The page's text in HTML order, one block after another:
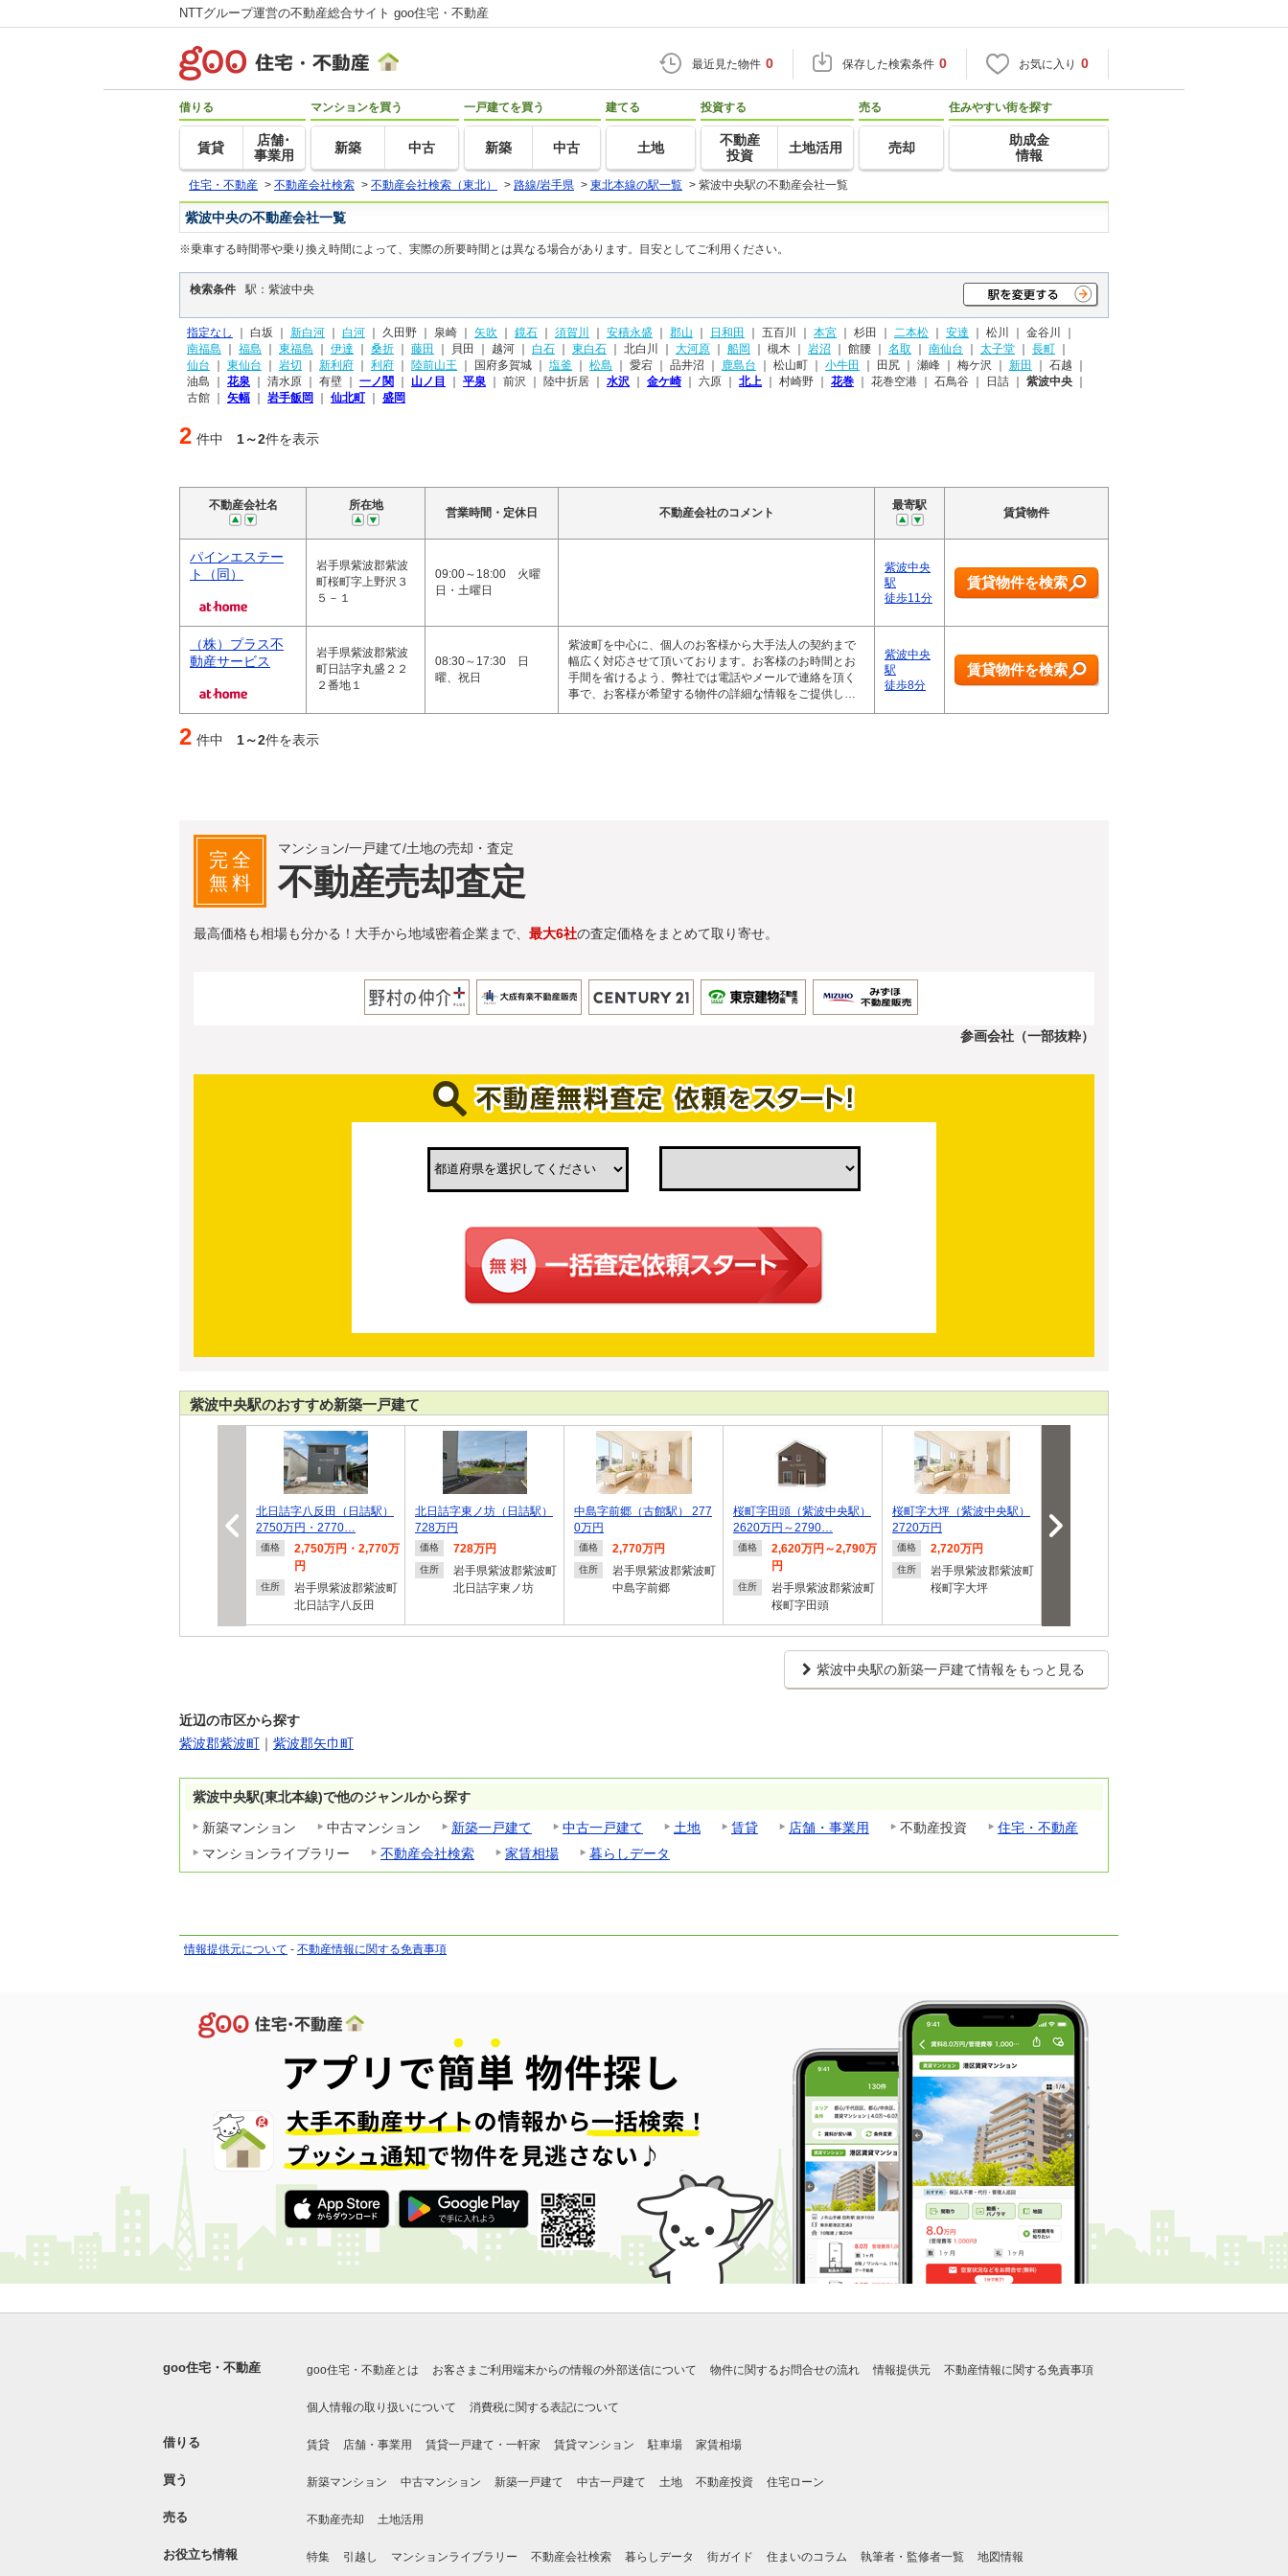
NTTグループ運営の不動産総合サイト goo住宅・不動産
最近見た物件 0 保存した検索条件 0 お気に入り 0
借りる
賃貸
店舗･
事業用
マンションを買う
新築 中古
一戸建てを買う
新築 中古
建てる
土地
投資する
不動産
投資
土地活用
売る
売却
住みやすい街を探す
助成金
情報
住宅・不動産 > 不動産会社検索 > 不動産会社検索（東北） > 路線/岩手県 > 東北本線の駅一覧 > 紫波中央駅の不動産会社一覧
紫波中央の不動産会社一覧
※乗車する時間帯や乗り換え時間によって、実際の所要時間とは異なる場合があります。目安としてご利用ください。
検索条件 駅：紫波中央
指定なし ｜ 白坂 ｜ 新白河 ｜ 白河 ｜ 久田野 ｜ 泉崎 ｜ 矢吹 ｜ 鏡石 ｜ 須賀川 ｜ 安積永盛 ｜ 郡山 ｜ 日和田 ｜ 五百川 ｜ 本宮 ｜ 杉田 ｜ 二本松 ｜ 安達 ｜ 松川 ｜ 金谷川 ｜
南福島 ｜ 福島 ｜ 東福島 ｜ 伊達 ｜ 桑折 ｜ 藤田 ｜ 貝田 ｜ 越河 ｜ 白石 ｜ 東白石 ｜ 北白川 ｜ 大河原 ｜ 船岡 ｜ 槻木 ｜ 岩沼 ｜ 館腰 ｜ 名取 ｜ 南仙台 ｜ 太子堂 ｜ 長町 ｜
仙台 ｜ 東仙台 ｜ 岩切 ｜ 新利府 ｜ 利府 ｜ 陸前山王 ｜ 国府多賀城 ｜ 塩釜 ｜ 松島 ｜ 愛宕 ｜ 品井沼 ｜ 鹿島台 ｜ 松山町 ｜ 小牛田 ｜ 田尻 ｜ 瀬峰 ｜ 梅ケ沢 ｜ 新田 ｜ 石越 ｜
油島 ｜ 花泉 ｜ 清水原 ｜ 有壁 ｜ 一ノ関 ｜ 山ノ目 ｜ 平泉 ｜ 前沢 ｜ 陸中折居 ｜ 水沢 ｜ 金ケ崎 ｜ 六原 ｜ 北上 ｜ 村崎野 ｜ 花巻 ｜ 花巻空港 ｜ 石鳥谷 ｜ 日詰 ｜ 紫波中央 ｜
古館 ｜ 矢幅 ｜ 岩手飯岡 ｜ 仙北町 ｜ 盛岡
2 件中 1～2件を表示
不動産会社名 所在地
営業時間・定休日 不動産会社のコメント
最寄駅
賃貸物件
パインエステー
ト（同）
岩手県紫波郡紫波
町桜町字上野沢３
５－１
09:00～18:00 火曜
日・土曜日
紫波中央
駅
徒歩11分
賃貸物件を検索
（株）プラス不
動産サービス
岩手県紫波郡紫波
町日詰字丸盛２２
２番地１
08:30～17:30 日
曜、祝日
紫波町を中心に、個人のお客様から大手法人の契約まで
幅広く対応させて頂いております。お客様のお時間とお
手間を省けるよう、弊社では電話やメールで連絡を頂く
事で、お客様が希望する物件の詳細な情報をご提供し…
紫波中央
駅
徒歩8分
賃貸物件を検索
2 件中 1～2件を表示
完全
無料
マンション/一戸建て/土地の売却・査定
不動産売却査定
最高価格も相場も分かる！大手から地域密着企業まで、 最大6社の査定価格をまとめて取り寄せ。
参画会社（一部抜粋）
紫波中央駅のおすすめ新築一戸建て
北日詰字八反田（日詰駅）
2750万円・2770…
価格
2,750万円・2,770万
円
住所
岩手県紫波郡紫波町
北日詰字八反田
北日詰字東ノ坊（日詰駅）
728万円
価格 728万円
住所
岩手県紫波郡紫波町
北日詰字東ノ坊
中島字前郷（古館駅） 277
0万円
価格 2,770万円
住所
岩手県紫波郡紫波町
中島字前郷
桜町字田頭（紫波中央駅）
2620万円～2790…
価格
2,620万円～2,790万
円
住所
岩手県紫波郡紫波町
桜町字田頭
桜町字大坪（紫波中央駅）
2720万円
価格 2,720万円
住所
岩手県紫波郡紫波町
桜町字大坪
2750万円
紫波中央駅の新築一戸建て情報をもっと見る
近辺の市区から探す
紫波郡紫波町 ｜ 紫波郡矢巾町
紫波中央駅(東北本線)で他のジャンルから探す
新築マンション
中古マンション 新築一戸建て 中古一戸建て 土地 賃貸 店舗・事業用 不動産投資
住宅・不動産
マンションライブラリー
不動産会社検索 家賃相場 暮らしデータ
情報提供元について - 不動産情報に関する免責事項
goo住宅・不動産 goo住宅・不動産とは お客さまご利用端末からの情報の外部送信について 物件に関するお問合せの流れ 情報提供元 不動産情報に関する免責事項
個人情報の取り扱いについて 消費税に関する表記について
借りる 賃貸 店舗・事業用 賃貸一戸建て・一軒家 賃貸マンション 駐車場 家賃相場
買う 新築マンション 中古マンション 新築一戸建て 中古一戸建て 土地 不動産投資 住宅ローン
売る 不動産売却 土地活用
お役立ち情報 特集 引越し マンションライブラリー 不動産会社検索 暮らしデータ 街ガイド 住まいのコラム 執筆者・監修者一覧 地図情報